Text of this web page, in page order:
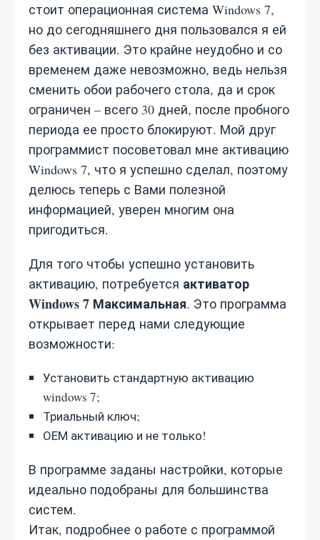
стоит операционная система Windows 7,
но до сегодняшнего дня пользовался я ей
без активации. Это крайне неудобно и со
временем даже невозможно, ведь нельзя
сменить обои рабочего стола, да и срок
ограничен – всего 30 дней, после пробного
периода ее просто блокируют. Мой друг
программист посоветовал мне активацию
Windows 7, что я успешно сделал, поэтому
делюсь теперь с Вами полезной
информацией, уверен многим она
пригодиться.
Для того чтобы успешно установить
активацию, потребуется активатор
Windows 7 Максимальная. Это программа
открывает перед нами следующие
возможности:
Установить стандартную активацию
windows 7;
Триальный ключ;
ОЕМ активацию и не только!
В программе заданы настройки, которые
идеально подобраны для большинства
систем.
Итак, подробнее о работе с программой